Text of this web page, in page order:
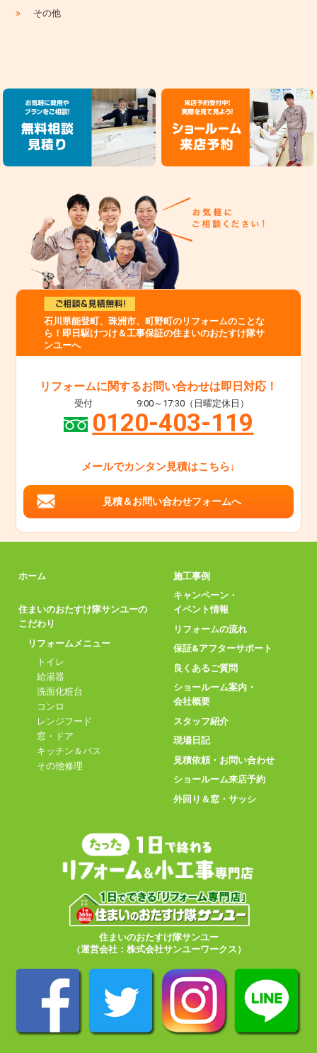
» その他
石川県能登町、珠洲市、町野町のリフォームのことな
ら！即日駆けつけ＆工事保証の住まいのおたすけ隊サ
ンユーへ
リフォームに関するお問い合わせは即日対応！
受付 9:00～17:30（日曜定休日）
0120-403-119
メールでカンタン見積はこちら↓
見積＆お問い合わせフォームへ
ホーム
住まいのおたすけ隊サンユーの
こだわり
リフォームメニュー
トイレ
給湯器
洗面化粧台
コンロ
レンジフード
窓・ドア
キッチン＆バス
その他修理
施工事例
キャンペーン・
イベント情報
リフォームの流れ
保証&アフターサポート
良くあるご質問
ショールーム案内・
会社概要
スタッフ紹介
現場日記
見積依頼・お問い合わせ
ショールーム来店予約
外回り＆窓・サッシ
住まいのおたすけ隊サンユー
（運営会社：株式会社サンユーワークス）